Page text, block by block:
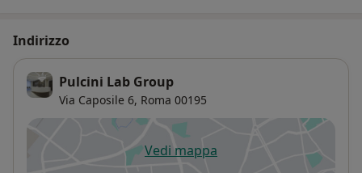
stessa Associazione sono stato nominato Referente
ANMCO-REGIONE LAZIO per protocollo operativo per il
DEA sul Dolore Toracico.
Indirizzo
Pulcini Lab Group
Via Caposile 6, Roma 00195
Vedi mappasi apre in una nuova scheda